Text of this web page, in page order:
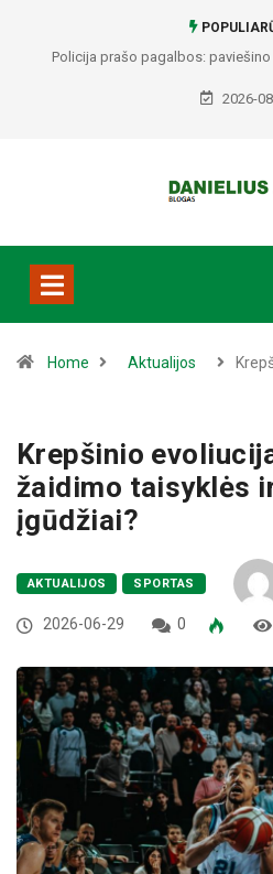
galimai
Alytuje ARO
Seirijuose
2026-
Home Aktualijos
Krepšinio
žaidimo taisyklės
įgūdžiai?
AKTUALIJOS SPORTAS
2026-06-29 0